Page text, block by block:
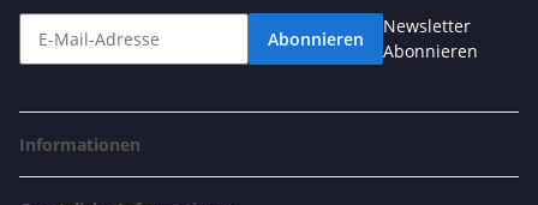
Abonnieren
Newsletter
Abonnieren
Informationen